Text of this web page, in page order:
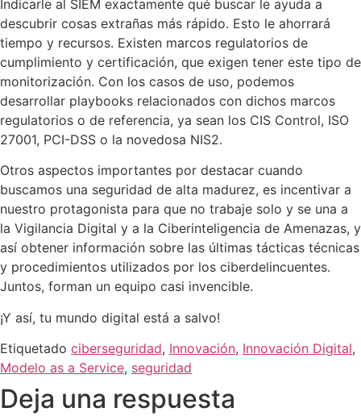
Indicarle al SIEM exactamente qué buscar le ayuda a
descubrir cosas extrañas más rápido. Esto le ahorrará
tiempo y recursos. Existen marcos regulatorios de
cumplimiento y certificación, que exigen tener este tipo de
monitorización. Con los casos de uso, podemos
desarrollar playbooks relacionados con dichos marcos
regulatorios o de referencia, ya sean los CIS Control, ISO
27001, PCI-DSS o la novedosa NIS2.
Otros aspectos importantes por destacar cuando
buscamos una seguridad de alta madurez, es incentivar a
nuestro protagonista para que no trabaje solo y se una a
la Vigilancia Digital y a la Ciberinteligencia de Amenazas, y
así obtener información sobre las últimas tácticas técnicas
y procedimientos utilizados por los ciberdelincuentes.
Juntos, forman un equipo casi invencible.
¡Y así, tu mundo digital está a salvo!
Etiquetado ciberseguridad, Innovación, Innovación Digital,
Modelo as a Service, seguridad
Deja una respuesta